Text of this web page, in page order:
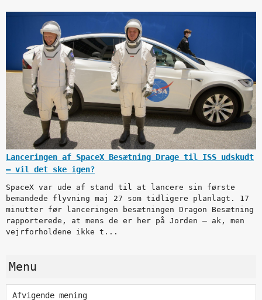
Lanceringen af SpaceX Besætning Drage til ISS udskudt
— vil det ske igen?
SpaceX var ude af stand til at lancere sin første
bemandede flyvning maj 27 som tidligere planlagt. 17
minutter før lanceringen besætningen Dragon Besætning
rapporterede, at mens de er her på Jorden — ak, men
vejrforholdene ikke t...
Menu
Afvigende mening